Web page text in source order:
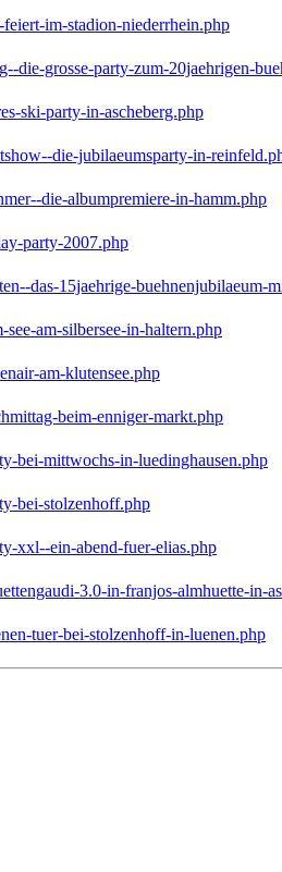
feiert-im-stadion-niederrhein.php
die-grosse-party-zum-20jaehrigen-
ski-party-in-ascheberg.php
die-jubilaeumsparty-in-
die-albumpremiere-in-hamm.php
party-2007.php
das-15jaehrige-buehnenjubilaeum-
see-am-silbersee-in-haltern.php
am-klutensee.php
beim-enniger-markt.php
bei-mittwochs-in-luedinghausen.php
bei-stolzenhoff.php
xxl--ein-abend-fuer-elias.php
3.0-in-franjos-almhuette-in-
tuer-bei-stolzenhoff-in-luenen.php